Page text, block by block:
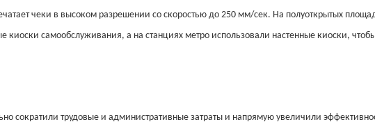
чеки в высоком разрешении со скоростью до 250 мм/сек. На полуоткрытых
киоски самообслуживания, а на станциях метро использовали настенные киоски,
сократили трудовые и административные затраты и напрямую увеличили